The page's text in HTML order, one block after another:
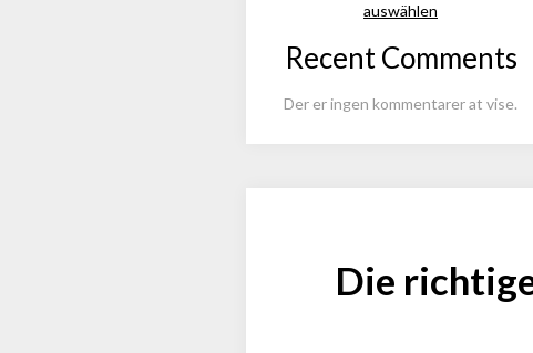
auswählen
Recent Comments
Der er ingen kommentarer at vise.
Die